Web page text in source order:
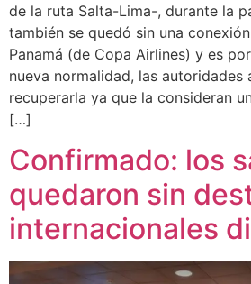
de la ruta Salta-Lima-, durante la
también se quedó sin una
Panamá (de Copa Airlines) y es
nueva normalidad, las autoridades
recuperarla ya que la consideran
[…]
Confirmado: los
quedaron sin
internacionales